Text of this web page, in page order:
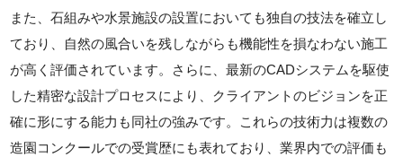
また、石組みや水景施設の設置においても独自の技法を確立し
ており、自然の風合いを残しながらも機能性を損なわない施工
が高く評価されています。さらに、最新のCADシステムを駆使
した精密な設計プロセスにより、クライアントのビジョンを正
確に形にする能力も同社の強みです。これらの技術力は複数の
造園コンクールでの受賞歴にも表れており、業界内での評価も